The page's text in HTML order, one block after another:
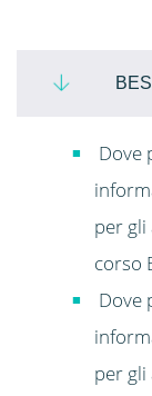
Dove
per gli
corso
Dove
per gli